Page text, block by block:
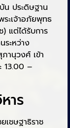
น ประดิษฐาน
ะเจ้าอภัยพุทธ
) แต่ได้รับการ
ระหว่าง
านุวงศ์ เข้า
13.00 –
าร
ชษฐาธิราช